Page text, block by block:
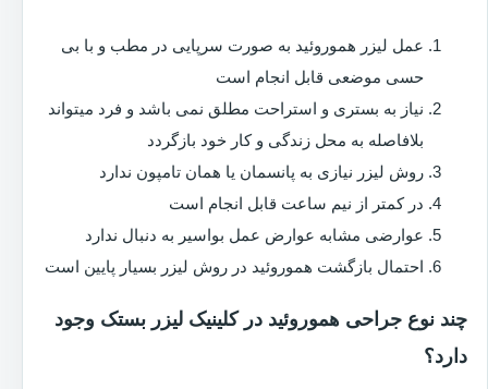
عمل لیزر هموروئید به صورت سرپایی در مطب و با بی
حسی موضعی قابل انجام است
نیاز به بستری و استراحت مطلق نمی باشد و فرد میتواند
بلافاصله به محل زندگی و کار خود بازگردد
روش لیزر نیازی به پانسمان یا همان تامپون ندارد
در کمتر از نیم ساعت قابل انجام است
عوارضی مشابه عوارض عمل بواسیر به دنبال ندارد
احتمال بازگشت هموروئید در روش لیزر بسیار پایین است
چند نوع جراحی هموروئید در کلینیک لیزر بستک وجود
دارد؟